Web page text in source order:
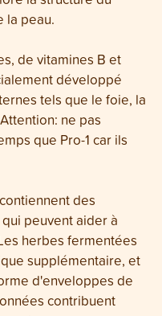
la peau.
de vitamines B et
développé
tels que le foie, la
ne pas
que Pro-1 car ils
des
peuvent aider à
herbes fermentées
supplémentaire, et
d'enveloppes de
contribuent